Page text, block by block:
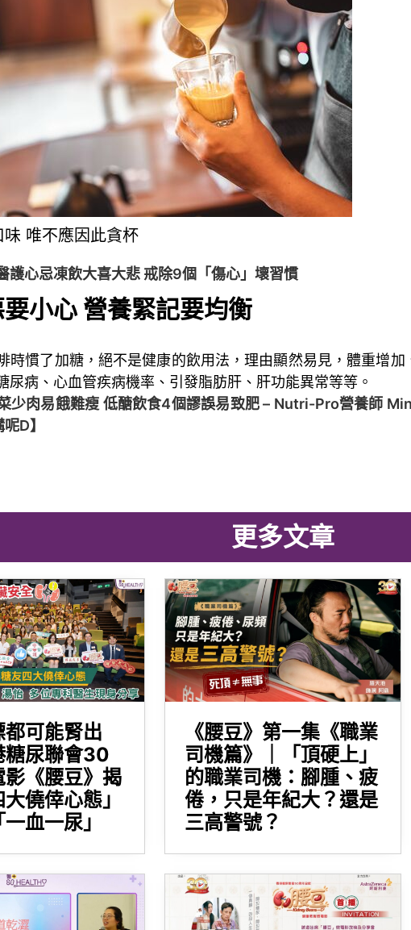
唯不應因此貪杯
護心忌凍飲大喜大悲 戒除9個「傷心」壞習慣
小心 營養緊記要均衡
時慣了加糖，絕不是健康的飲用法，理由顯然易見，體重增加
尿病、心血管疾病機率、引發脂肪肝、肝功能異常等等。
少肉易餓難瘦 低醣飲食4個謬誤易致肥 – Nutri-Pro營養師
D】
更多文章
可能腎出
糖尿聯會30
影《腰豆》揭
大僥倖心態」
血一尿」
《腰豆》第一集《職業
司機篇》｜「頂硬上」
的職業司機：腳腫、疲
倦，只是年紀大？還是
三高警號？